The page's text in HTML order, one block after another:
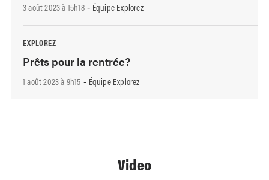
3 août 2023 à 15h18- Équipe Explorez
EXPLOREZ
Prêts pour la rentrée?
1 août 2023 à 9h15 - Équipe Explorez
Video